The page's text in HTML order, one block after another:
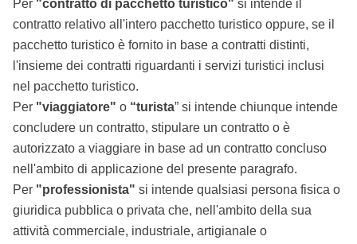
Per "contratto di pacchetto turistico" si intende il
contratto relativo all'intero pacchetto turistico oppure, se il
pacchetto turistico è fornito in base a contratti distinti,
l'insieme dei contratti riguardanti i servizi turistici inclusi
nel pacchetto turistico.
Per "viaggiatore" o “turista” si intende chiunque intende
concludere un contratto, stipulare un contratto o è
autorizzato a viaggiare in base ad un contratto concluso
nell'ambito di applicazione del presente paragrafo.
Per "professionista" si intende qualsiasi persona fisica o
giuridica pubblica o privata che, nell'ambito della sua
attività commerciale, industriale, artigianale o